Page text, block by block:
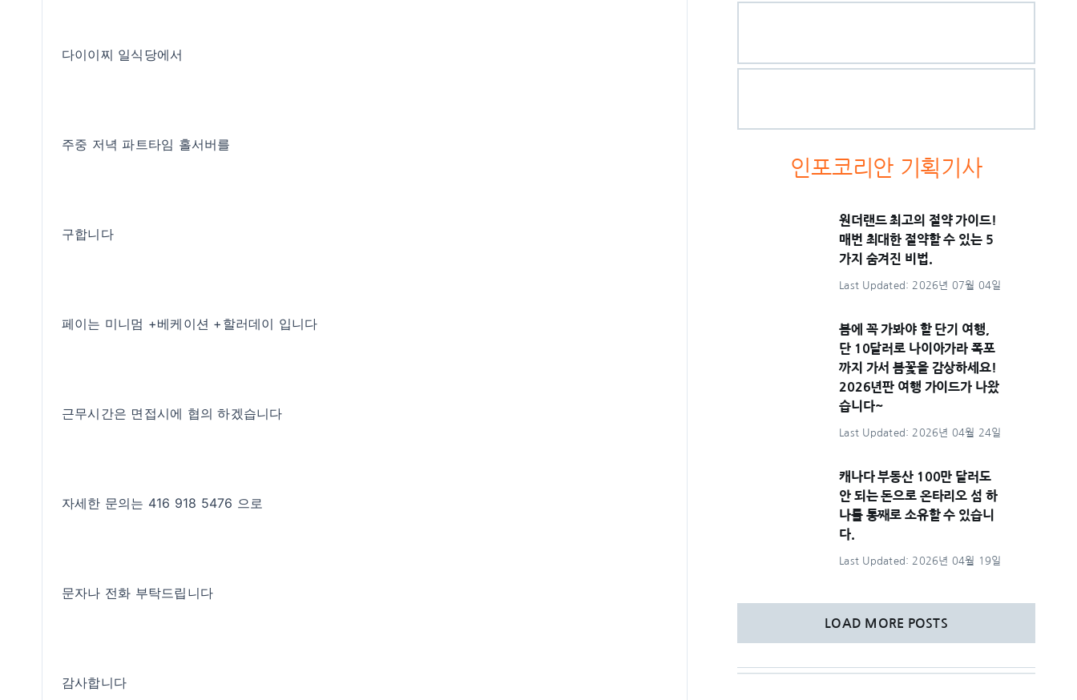
다이이찌 일식당에서
주중 저녁 파트타임 홀서버를
구합니다
페이는 미니멈 +베케이션 +할러데이 입니다
근무시간은 면접시에 협의 하겠습니다
자세한 문의는 416 918 5476 으로
문자나 전화 부탁드립니다
감사합니다
인포코리안 기획기사
원더랜드 최고의 절약 가이드!
매번 최대한 절약할 수 있는 5
가지 숨겨진 비법.
Last Updated: 2026년 07월 04일
봄에 꼭 가봐야 할 단기 여행,
단 10달러로 나이아가라 폭포
까지 가서 봄꽃을 감상하세요!
2026년판 여행 가이드가 나왔
습니다~
Last Updated: 2026년 04월 24일
캐나다 부동산 100만 달러도
안 되는 돈으로 온타리오 섬 하
나를 통째로 소유할 수 있습니
다.
Last Updated: 2026년 04월 19일
LOAD MORE POSTS